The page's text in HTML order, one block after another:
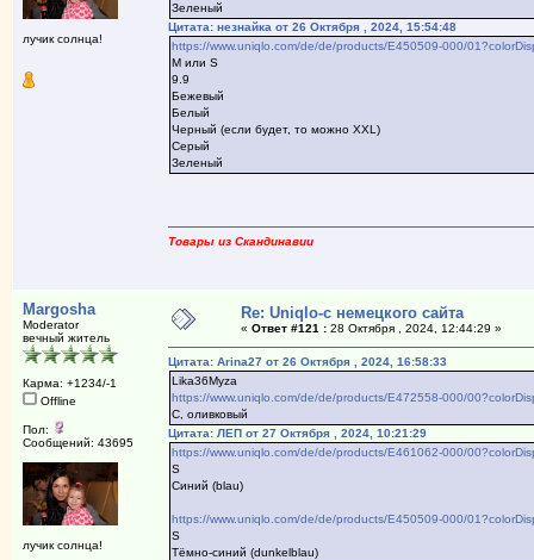
лучик солнца!
Зеленый
Цитата: незнайка от 26 Октября , 2024, 15:54:48
https://www.uniqlo.com/de/de/products/E450509-000/
М или S
9.9
Бежевый
Белый
Черный (если будет, то можно XXL)
Серый
Зеленый
Товары из Скандинавии
Margosha
Moderator
вечный житель
Карма: +1234/-1
Offline
Пол:
Сообщений: 43695
лучик солнца!
Re: Uniqlo-с немецкого сайта
« Ответ #121 :28 Октября , 2024, 12:44:29 »
Цитата: Arina27 от 26 Октября , 2024, 16:58:33
Lika36Myza
https://www.uniqlo.com/de/de/products/E472558-000/
C, оливковый
Цитата: ЛЕП от 27 Октября , 2024, 10:21:29
https://www.uniqlo.com/de/de/products/E461062-000/
S
Синий (blau)
https://www.uniqlo.com/de/de/products/E450509-000/
S
Тёмно-синий (dunkelblau)